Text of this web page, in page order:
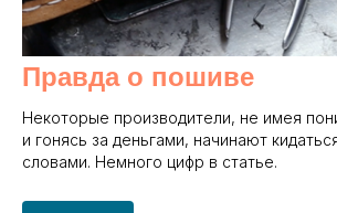
Правда о пошиве
Некоторые производители, не имея
и гонясь за деньгами, начинают
словами. Немного цифр в статье.